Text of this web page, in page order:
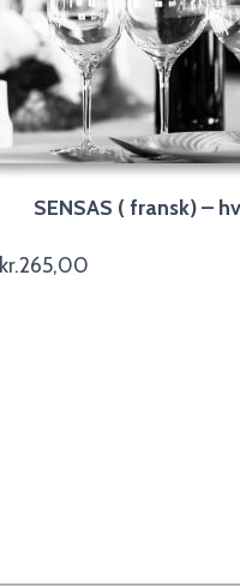
SENSAS ( fransk) –
kr.265,00